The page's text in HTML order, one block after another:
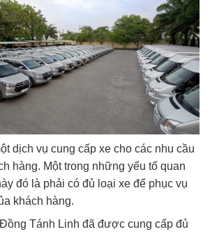
dịch vụ cung cấp xe cho các nhu cầu
hàng. Một trong những yếu tố quan
đó là phải có đủ loại xe để phục vụ
khách hàng.
Tánh Linh đã được cung cấp đủ